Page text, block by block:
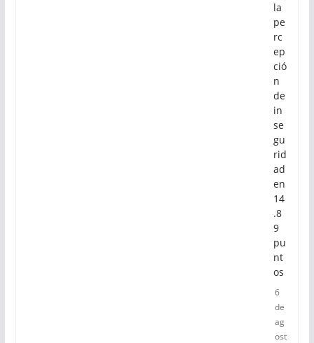
la
pe
rc
ep
ció
n
de
in
se
gu
rid
ad
en
14
.8
9
pu
nt
os
6
de
ag
ost